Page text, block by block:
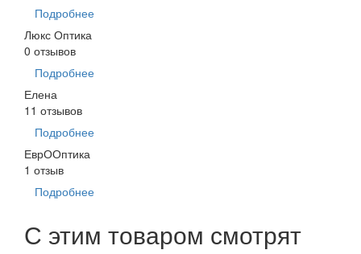
Подробнее
Люкс Оптика
0 отзывов
Подробнее
Елена
11 отзывов
Подробнее
ЕврООптика
1 отзыв
Подробнее
С этим товаром смотрят